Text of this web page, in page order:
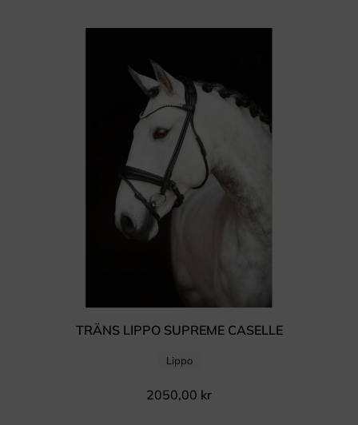
TRÄNS LIPPO SUPREME CASELLE
Lippo
2050,00 kr